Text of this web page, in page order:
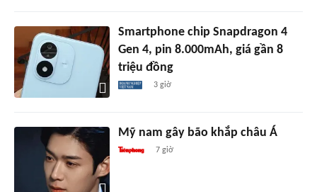
Smartphone chip Snapdragon 4
Gen 4, pin 8.000mAh, giá gần 8
triệu đồng
3 giờ
Mỹ nam gây bão khắp châu Á
7 giờ